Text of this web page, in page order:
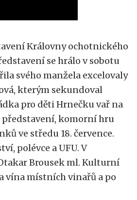
Královny ochotnického
se hrálo v sobotu
svého manžela excelovaly
kterým sekundoval
pro děti Hrnečku vař na
komorní hru
ve středu 18. července.
polévce a UFU. V
Brousek ml.Kulturní
vína místních vinařů a po